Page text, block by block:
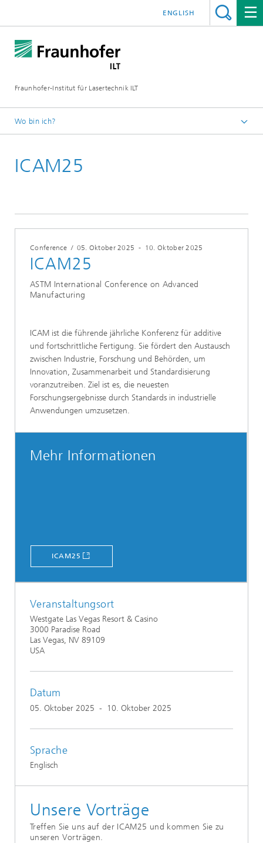
Fraunhofer-Institut für Lasertechnik ILT
ENGLISH
Wo bin ich?
Veranstaltungen
ICAM25
Conference / 05. Oktober 2025 - 10. Oktober 2025
ICAM25
ASTM International Conference on Advanced
Manufacturing
ICAM ist die führende jährliche Konferenz für additive
und fortschrittliche Fertigung. Sie fördert den Austausch
zwischen Industrie, Forschung und Behörden, um
Innovation, Zusammenarbeit und Standardisierung
voranzutreiben. Ziel ist es, die neuesten
Forschungsergebnisse durch Standards in industrielle
Anwendungen umzusetzen.
Mehr Informationen
ICAM25
Veranstaltungsort
Westgate Las Vegas Resort & Casino
3000 Paradise Road
Las Vegas, NV 89109
USA
Datum
05. Oktober 2025 - 10. Oktober 2025
Sprache
Englisch
Unsere Vorträge
Treffen Sie uns auf der ICAM25 und kommen Sie zu
unseren Vorträgen.